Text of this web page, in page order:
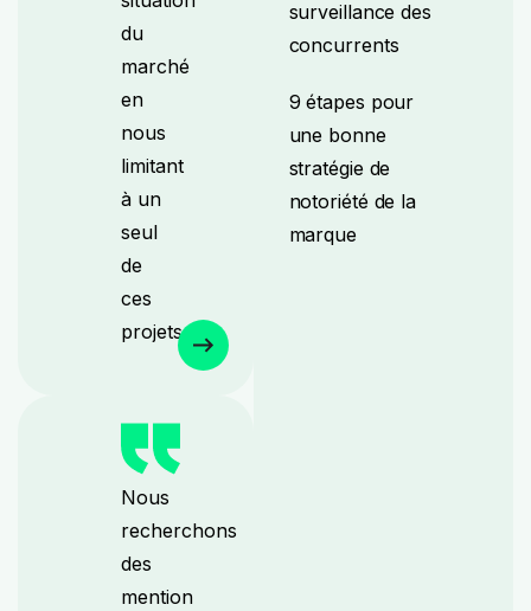
du
marché
en
nous
limitant
à un
seul
de
ces
projets.
Nous
recherchons
des
mention
surveillance des
concurrents
9 étapes pour
une bonne
stratégie de
notoriété de la
marque